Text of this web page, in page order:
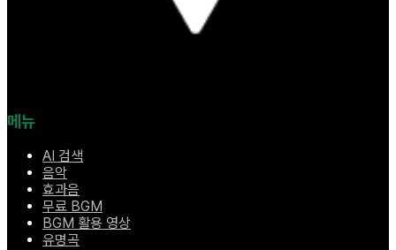
메뉴
AI 검색
음악
효과음
무료 BGM
BGM 활용 영상
유명곡